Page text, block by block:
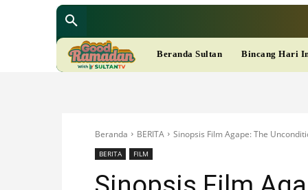
A
D
Beranda Sultan Bincang Hari
Beranda BERITA Sinopsis Film Agape: The
BERITA FILM